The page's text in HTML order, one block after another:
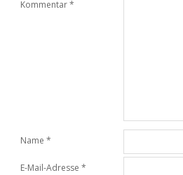
Kommentar*
Name *
E-Mail-Adresse *